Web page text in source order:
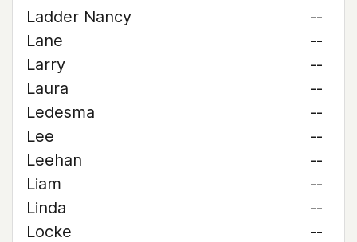
Ladder Nancy
--
Lane
--
Larry
--
Laura
--
Ledesma
--
Lee
--
Leehan
--
Liam
--
Linda
--
Locke
--